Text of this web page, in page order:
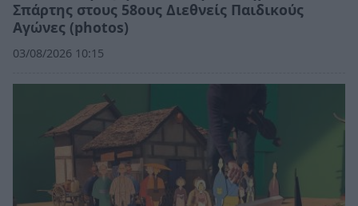
Σπάρτης στους 58ους Διεθνείς Παιδικούς
Αγώνες (photos)
03/08/2026 10:15